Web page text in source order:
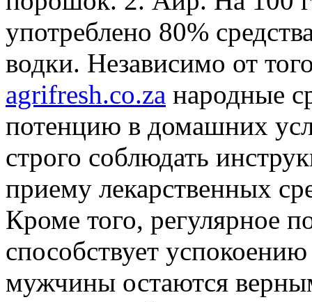
употреблено 80%
водки. Независимо от
agrifresh.co.za народные
потенцию в домашних
строго соблюдать
приему лекарственных
Кроме того, регулярное
способствует
мужчины остаются